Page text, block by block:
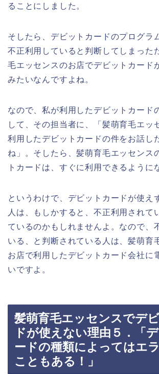
ることにしました。
そしたら、デビットカードのプログラ
不正利用していると判断してしまった
毛エッセンスのお店でデビットカード
みたいなんですよね。
なので、私が利用したデビットカード
して、その担当者に、「髪萌育毛エッ
利用したデビットカードの件をお話し
ね」。そしたら、髪萌育毛エッセンス
トカードは、すぐに利用できるように
というわけで、デビットカードが使え
人は、もしかすると、不正利用されて
ているのかもしれませんよ。なので、
いる、と判断されている人は、髪萌育
お店で利用したデビットカード会社に
いですよ。
髪萌育毛エッセンスでデ
ドが使えない理由５．「
ードの種類によってはエ
こともある！」